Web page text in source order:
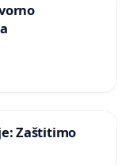
Zaštitimo